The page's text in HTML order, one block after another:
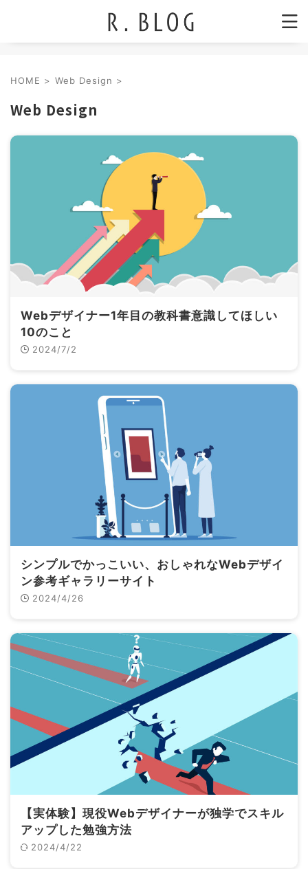
HOME > Web Design >
Web Design
Webデザイナー1年目の教科書意識してほしい
10のこと
2024/7/2
シンプルでかっこいい、おしゃれなWebデザイ
ン参考ギャラリーサイト
2024/4/26
【実体験】現役Webデザイナーが独学でスキル
アップした勉強方法
2024/4/22